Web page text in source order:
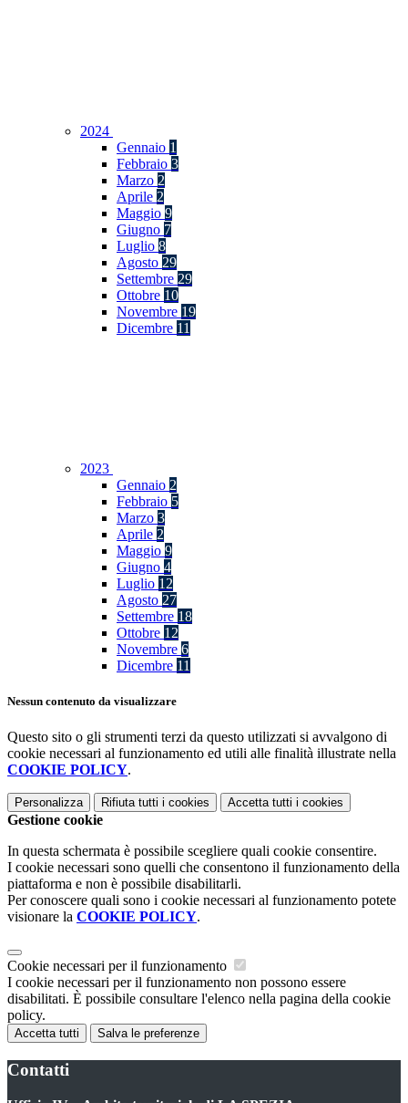
2024
Gennaio 1
Febbraio 3
Marzo 2
Aprile 2
Maggio 9
Giugno 7
Luglio 8
Agosto 29
Settembre 29
Ottobre 10
Novembre 19
Dicembre 11
2023
Gennaio 2
Febbraio 5
Marzo 3
Aprile 2
Maggio 9
Giugno 4
Luglio 12
Agosto 27
Settembre 18
Ottobre 12
Novembre 6
Dicembre 11
Nessun contenuto da visualizzare
Questo sito o gli strumenti terzi da questo utilizzati si avvalgono di
cookie necessari al funzionamento ed utili alle finalità illustrate nella
COOKIE POLICY.
Personalizza Rifiuta tutti i cookies Accetta tutti i cookies
Gestione cookie
In questa schermata è possibile scegliere quali cookie consentire.
I cookie necessari sono quelli che consentono il funzionamento della
piattaforma e non è possibile disabilitarli.
Per conoscere quali sono i cookie necessari al funzionamento potete
visionare la COOKIE POLICY.
Cookie necessari per il funzionamento
I cookie necessari per il funzionamento non possono essere
disabilitati. È possibile consultare l'elenco nella pagina della cookie
policy.
Accetta tutti Salva le preferenze
Contatti